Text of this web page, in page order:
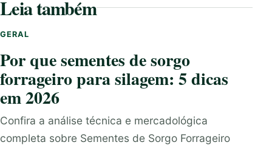
Leia também
GERAL
Por que sementes de sorgo
forrageiro para silagem: 5 dicas
em 2026
Confira a análise técnica e mercadológica
completa sobre Sementes de Sorgo Forrageiro